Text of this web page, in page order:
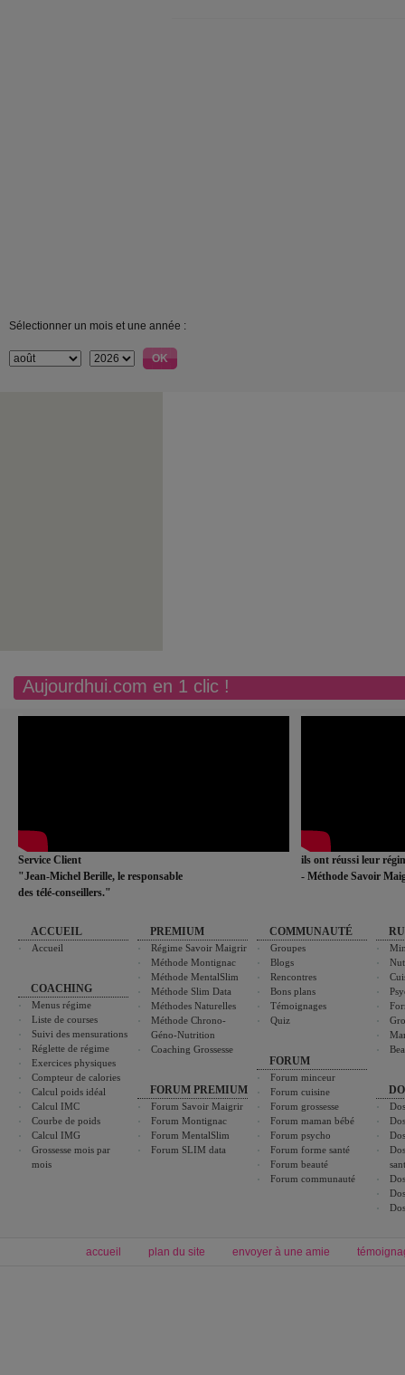
Sélectionner un mois et une année :
Aujourdhui.com en 1 clic !
Service Client
"Jean-Michel Berille, le responsable
des télé-conseillers."
ils ont réussi leur
- Méthode Savoir
ACCUEIL
Accueil
COACHING
Menus régime
Liste de courses
Suivi des mensurations
Réglette de régime
Exercices physiques
Compteur de calories
Calcul poids idéal
Calcul IMC
Courbe de poids
Calcul IMG
Grossesse mois par
mois
PREMIUM
Régime Savoir Maigrir
Méthode Montignac
Méthode MentalSlim
Méthode Slim Data
Méthodes Naturelles
Méthode Chrono-
Géno-Nutrition
Coaching Grossesse
FORUM PREMIUM
Forum Savoir Maigrir
Forum Montignac
Forum MentalSlim
Forum SLIM data
COMMUNAUTÉ
Groupes
Blogs
Rencontres
Bons plans
Témoignages
Quiz
FORUM
Forum minceur
Forum cuisine
Forum grossesse
Forum maman bébé
Forum psycho
Forum forme santé
Forum beauté
Forum communauté
accueil plan du site envoyer à une amie